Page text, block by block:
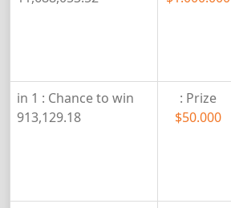
Prize :
$50.000
Chance to win :
1 in
913,129.18